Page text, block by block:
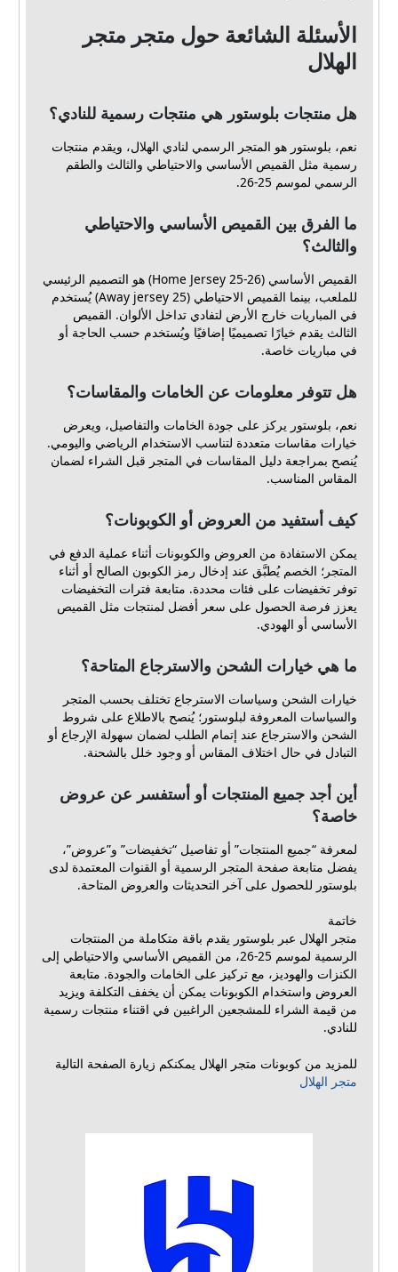
الأسئلة الشائعة حول متجر متجر
الهلال
هل منتجات بلوستور هي منتجات رسمية للنادي؟
نعم، بلوستور هو المتجر الرسمي لنادي الهلال، ويقدم منتجات
رسمية مثل القميص الأساسي والاحتياطي والثالث والطقم
الرسمي لموسم 25-26.
ما الفرق بين القميص الأساسي والاحتياطي
والثالث؟
القميص الأساسي (Home Jersey 25-26) هو التصميم الرئيسي
للملعب، بينما القميص الاحتياطي (Away jersey 25) يُستخدم
في المباريات خارج الأرض لتفادي تداخل الألوان. القميص
الثالث يقدم خيارًا تصميميًا إضافيًا ويُستخدم حسب الحاجة أو
في مباريات خاصة.
هل تتوفر معلومات عن الخامات والمقاسات؟
نعم، بلوستور يركز على جودة الخامات والتفاصيل، ويعرض
خيارات مقاسات متعددة لتناسب الاستخدام الرياضي واليومي.
يُنصح بمراجعة دليل المقاسات في المتجر قبل الشراء لضمان
المقاس المناسب.
كيف أستفيد من العروض أو الكوبونات؟
يمكن الاستفادة من العروض والكوبونات أثناء عملية الدفع في
المتجر؛ الخصم يُطبَّق عند إدخال رمز الكوبون الصالح أو أثناء
توفر تخفيضات على فئات محددة. متابعة فترات التخفيضات
يعزز فرصة الحصول على سعر أفضل لمنتجات مثل القميص
الأساسي أو الهودي.
ما هي خيارات الشحن والاسترجاع المتاحة؟
خيارات الشحن وسياسات الاسترجاع تختلف بحسب المتجر
والسياسات المعروفة لبلوستور؛ يُنصح بالاطلاع على شروط
الشحن والاسترجاع عند إتمام الطلب لضمان سهولة الإرجاع أو
التبادل في حال اختلاف المقاس أو وجود خلل بالشحنة.
أين أجد جميع المنتجات أو أستفسر عن عروض
خاصة؟
لمعرفة “جميع المنتجات” أو تفاصيل “تخفيضات” و”عروض”،
يفضل متابعة صفحة المتجر الرسمية أو القنوات المعتمدة لدى
بلوستور للحصول على آخر التحديثات والعروض المتاحة.
خاتمة
متجر الهلال عبر بلوستور يقدم باقة متكاملة من المنتجات
الرسمية لموسم 25-26، من القميص الأساسي والاحتياطي إلى
الكنزات والهوديز، مع تركيز على الخامات والجودة. متابعة
العروض واستخدام الكوبونات يمكن أن يخفف التكلفة ويزيد
من قيمة الشراء للمشجعين الراغبين في اقتناء منتجات رسمية
للنادي.
للمزيد من كوبونات متجر الهلال يمكنكم زيارة الصفحة التالية
متجر الهلال